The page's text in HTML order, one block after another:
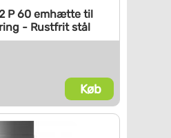
P 60 emhætte til
- Rustfrit stål
Køb